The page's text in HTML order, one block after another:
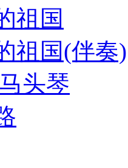
祖国
祖国(伴奏)
头琴